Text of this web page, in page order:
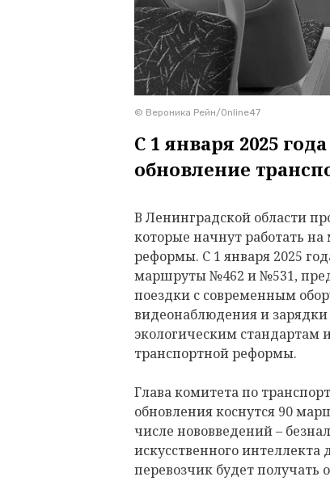
© Вероника Рейн/Online47
С 1 января 2025
обновление
В Ленинградской области
которые начнут работать
реформы. С 1 января 2025
маршруты №462 и №531,
поездки с современным
видеонаблюдения и зарядки
экологическим стандартам
транспортной реформы.
Глава комитета по
обновления коснутся 90
числе нововведений –
искусственного интеллекта
перевозчик будет получать